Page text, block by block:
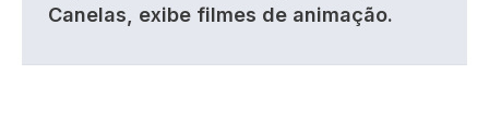
Canelas, exibe filmes de animação.